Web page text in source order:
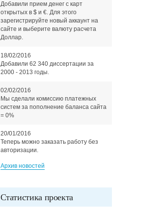
Добавили прием денег с карт
открытых в $ и €. Для этого
зарегистрируйте новый аккаунт на
сайте и выберите валюту расчета
Доллар.
18/02/2016
Добавили 62 340 диссертации за
2000 - 2013 годы.
02/02/2016
Мы сделали комиссию платежных
систем за пополнение баланса сайта
= 0%
20/01/2016
Теперь можно заказать работу без
авторизации.
Архив новостей
Статистика проекта